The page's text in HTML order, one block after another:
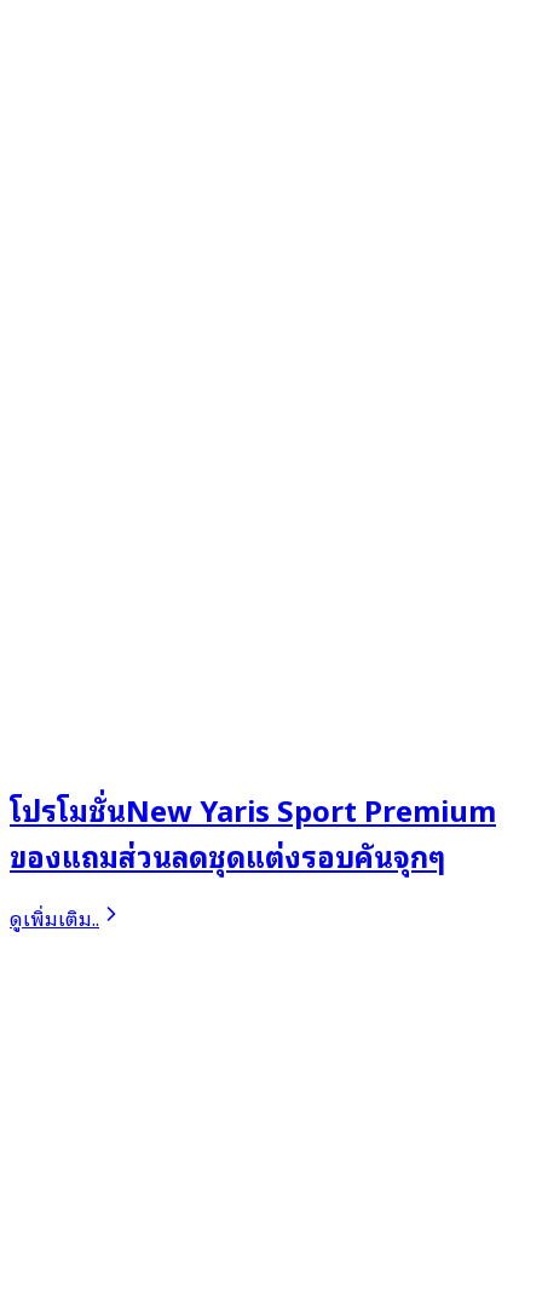
โปรโมชั่นNew Yaris Sport Premium
ของแถมส่วนลดชุดแต่งรอบคันจุกๆ
ดูเพิ่มเติม..